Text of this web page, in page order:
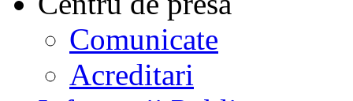
Comunicate
Acreditari